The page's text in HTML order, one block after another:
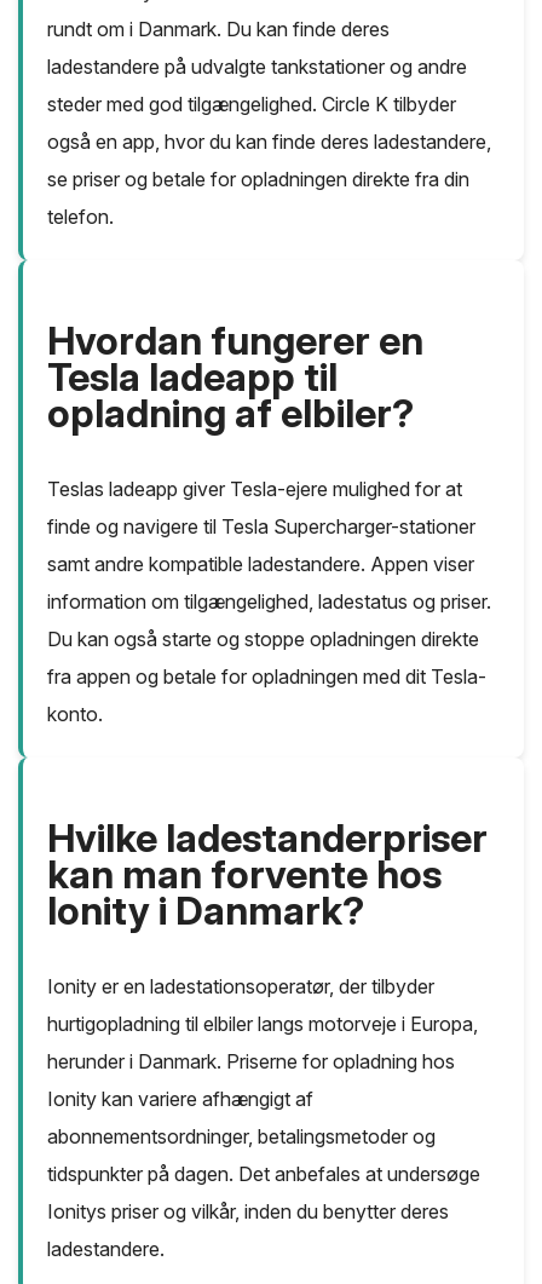
rundt om i Danmark. Du kan finde deres
ladestandere på udvalgte tankstationer og andre
steder med god tilgængelighed. Circle K tilbyder
også en app, hvor du kan finde deres ladestandere,
se priser og betale for opladningen direkte fra din
telefon.
Hvordan fungerer en
Tesla ladeapp til
opladning af elbiler?
Teslas ladeapp giver Tesla-ejere mulighed for at
finde og navigere til Tesla Supercharger-stationer
samt andre kompatible ladestandere. Appen viser
information om tilgængelighed, ladestatus og priser.
Du kan også starte og stoppe opladningen direkte
fra appen og betale for opladningen med dit Tesla-
konto.
Hvilke ladestanderpriser
kan man forvente hos
Ionity i Danmark?
Ionity er en ladestationsoperatør, der tilbyder
hurtigopladning til elbiler langs motorveje i Europa,
herunder i Danmark. Priserne for opladning hos
Ionity kan variere afhængigt af
abonnementsordninger, betalingsmetoder og
tidspunkter på dagen. Det anbefales at undersøge
Ionitys priser og vilkår, inden du benytter deres
ladestandere.